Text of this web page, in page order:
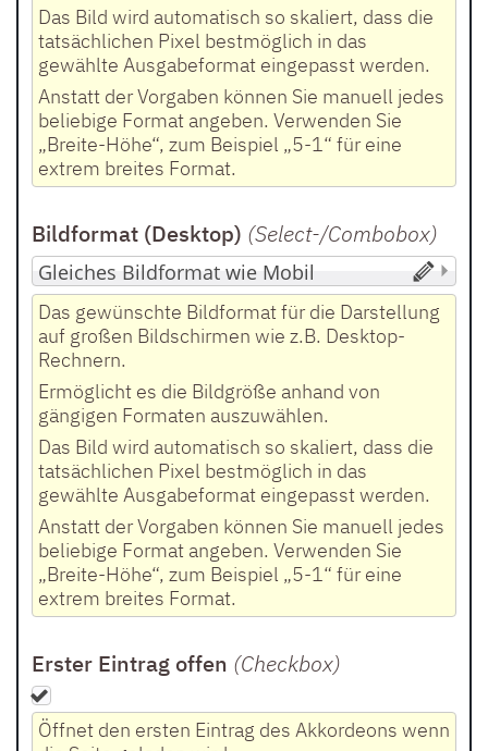
Das Bild wird automatisch so skaliert, dass die
tatsächlichen Pixel bestmöglich in das
gewählte Ausgabeformat eingepasst werden.
Anstatt der Vorgaben können Sie manuell jedes
beliebige Format angeben. Verwenden Sie
„Breite-Höhe“, zum Beispiel „5-1“ für eine
extrem breites Format.
Bildformat (Desktop) (Select-/Combobox)
Das gewünschte Bildformat für die Darstellung
auf großen Bildschirmen wie z.B. Desktop-
Rechnern.
Ermöglicht es die Bildgröße anhand von
gängigen Formaten auszuwählen.
Das Bild wird automatisch so skaliert, dass die
tatsächlichen Pixel bestmöglich in das
gewählte Ausgabeformat eingepasst werden.
Anstatt der Vorgaben können Sie manuell jedes
beliebige Format angeben. Verwenden Sie
„Breite-Höhe“, zum Beispiel „5-1“ für eine
extrem breites Format.
Erster Eintrag offen (Checkbox)
Öffnet den ersten Eintrag des Akkordeons wenn